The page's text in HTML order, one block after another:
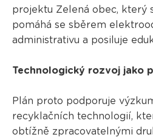
projektu Zelená obec, který
pomáhá se sběrem
administrativu a posiluje
Technologický rozvoj jako
Plán proto podporuje
recyklačních technologií,
obtížně zpracovatelnými